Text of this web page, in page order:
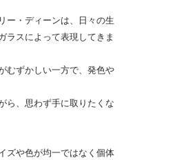
ー・ディーンは、日々の生
ラスによって表現してきま
むずかしい一方で、発色や
ら、思わず手に取りたくな
ズや色が均一ではなく個体